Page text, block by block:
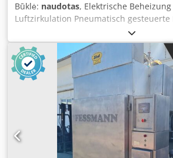
Būklė: naudotas, Elektrische
Luftzirkulation Pneumatisch
und Rauchklappen Reinigung:
Räuchermaterial: Holzspäne Dodpfot
Ohne Nachbrennsystem Aufstellmaße
Breite: 450 Länge: 145 Höhe: 275